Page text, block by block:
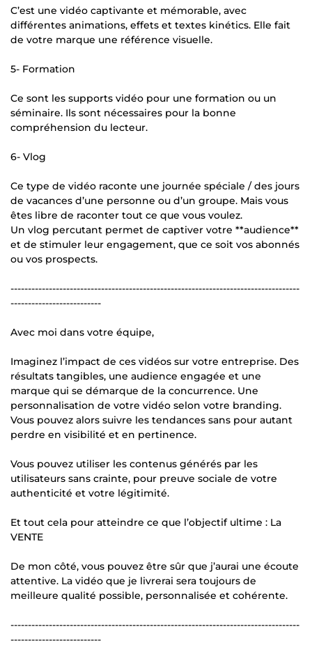
C’est une vidéo captivante et mémorable, avec
différentes animations, effets et textes kinétics. Elle fait
de votre marque une référence visuelle.
5- Formation
Ce sont les supports vidéo pour une formation ou un
séminaire. Ils sont nécessaires pour la bonne
compréhension du lecteur.
6- Vlog
Ce type de vidéo raconte une journée spéciale / des jours
de vacances d’une personne ou d’un groupe. Mais vous
êtes libre de raconter tout ce que vous voulez.
Un vlog percutant permet de captiver votre **audience**
et de stimuler leur engagement, que ce soit vos abonnés
ou vos prospects.
-----------------------------------------------------------------------------------
--------------------------
Avec moi dans votre équipe,
Imaginez l’impact de ces vidéos sur votre entreprise. Des
résultats tangibles, une audience engagée et une
marque qui se démarque de la concurrence. Une
personnalisation de votre vidéo selon votre branding.
Vous pouvez alors suivre les tendances sans pour autant
perdre en visibilité et en pertinence.
Vous pouvez utiliser les contenus générés par les
utilisateurs sans crainte, pour preuve sociale de votre
authenticité et votre légitimité.
Et tout cela pour atteindre ce que l’objectif ultime : La
VENTE
De mon côté, vous pouvez être sûr que j’aurai une écoute
attentive. La vidéo que je livrerai sera toujours de
meilleure qualité possible, personnalisée et cohérente.
-----------------------------------------------------------------------------------
--------------------------